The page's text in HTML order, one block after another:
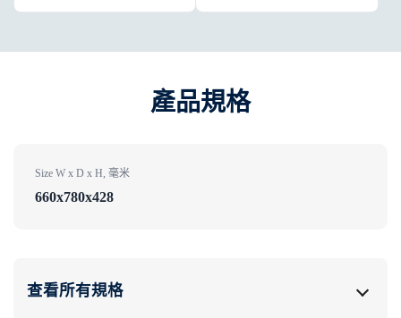
產品規格
Size W x D x H, 毫米
660x780x428
查看所有規格